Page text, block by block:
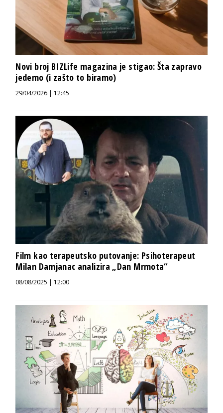
Novi broj BIZLife magazina je stigao: Šta zapravo
jedemo (i zašto to biramo)
29/04/2026 | 12:45
Film kao terapeutsko putovanje: Psihoterapeut
Milan Damjanac analizira „Dan Mrmota“
08/08/2025 | 12:00